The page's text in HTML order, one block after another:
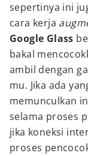
sepertinya ini
cara kerja
Google Glass
bakal
ambil dengan
mu. Jika ada
memunculkan
selama proses
jika koneksi
proses